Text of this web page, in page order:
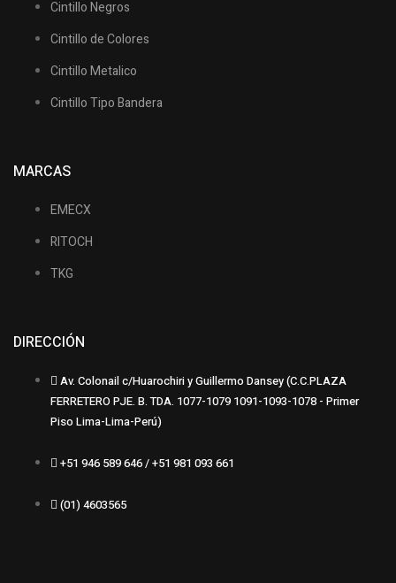
Cintillo Negros
Cintillo de Colores
Cintillo Metalico
Cintillo Tipo Bandera
MARCAS
EMECX
RITOCH
TKG
DIRECCIÓN
Av. Colonail c/Huarochiri y Guillermo Dansey (C.C.PLAZA
FERRETERO PJE. B. TDA. 1077-1079 1091-1093-1078 - Primer
Piso Lima-Lima-Perú)
+51 946 589 646 / +51 981 093 661
(01) 4603565